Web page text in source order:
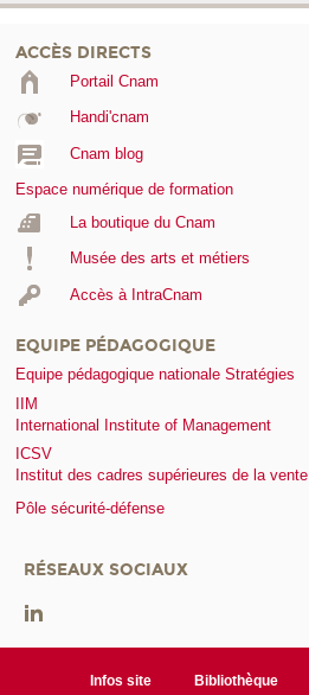
ACCÈS DIRECTS
Portail Cnam
Handi'cnam
Cnam blog
Espace numérique de formation
La boutique du Cnam
Musée des arts et métiers
Accès à IntraCnam
EQUIPE PÉDAGOGIQUE
Equipe pédagogique nationale Stratégies
IIM
International Institute of Management
ICSV
Institut des cadres supérieures de la vente
Pôle sécurité-défense
RÉSEAUX SOCIAUX
Infos site Bibliothèque